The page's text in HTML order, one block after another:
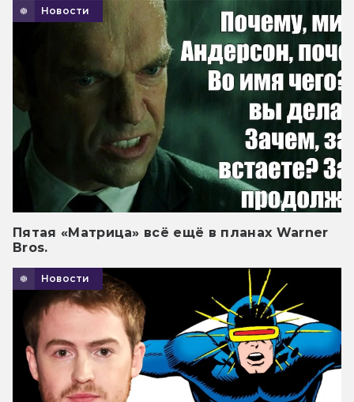
Новости
Пятая «Матрица» всё ещё в планах Warner
Bros.
Новости